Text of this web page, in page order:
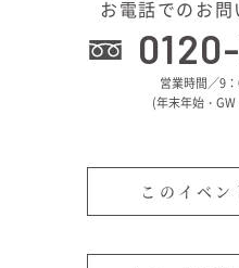
お電話でのお
営業時間／9
(年末年始・
このイベン